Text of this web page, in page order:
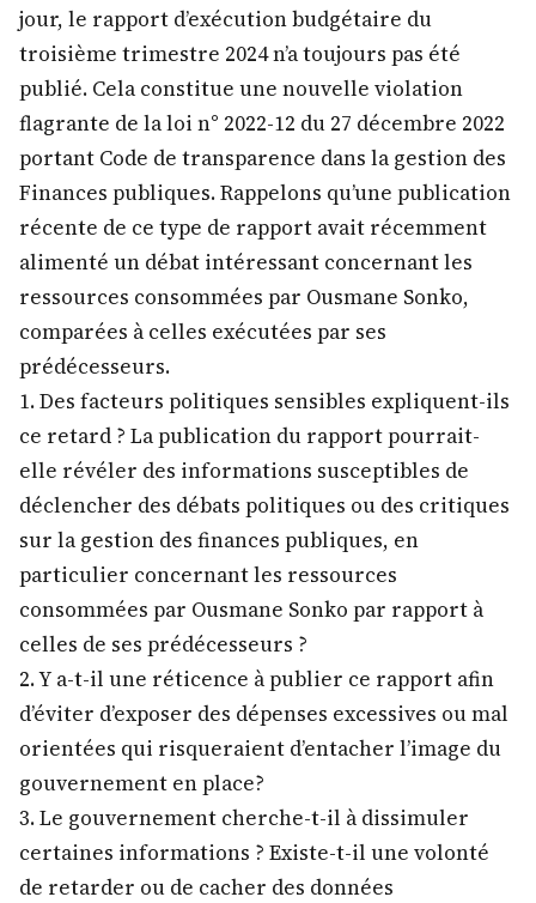
jour, le rapport d’exécution budgétaire du
troisième trimestre 2024 n’a toujours pas été
publié. Cela constitue une nouvelle violation
flagrante de la loi n° 2022-12 du 27 décembre 2022
portant Code de transparence dans la gestion des
Finances publiques. Rappelons qu’une publication
récente de ce type de rapport avait récemment
alimenté un débat intéressant concernant les
ressources consommées par Ousmane Sonko,
comparées à celles exécutées par ses
prédécesseurs.
1. Des facteurs politiques sensibles expliquent-ils
ce retard ? La publication du rapport pourrait-
elle révéler des informations susceptibles de
déclencher des débats politiques ou des critiques
sur la gestion des finances publiques, en
particulier concernant les ressources
consommées par Ousmane Sonko par rapport à
celles de ses prédécesseurs ?
2. Y a-t-il une réticence à publier ce rapport afin
d’éviter d’exposer des dépenses excessives ou mal
orientées qui risqueraient d’entacher l’image du
gouvernement en place?
3. Le gouvernement cherche-t-il à dissimuler
certaines informations ? Existe-t-il une volonté
de retarder ou de cacher des données